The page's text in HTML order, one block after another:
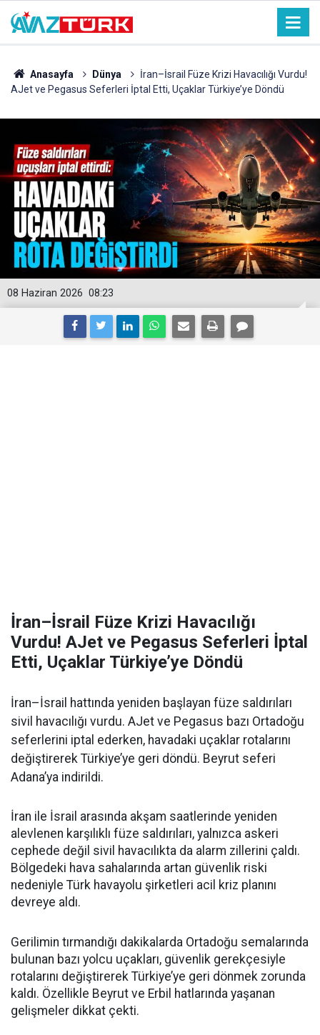
Anasayfa Dünya
İran–İsrail Füze Krizi Havacılığı Vurdu!
AJet ve Pegasus Seferleri İptal Etti, Uçaklar Türkiye’ye Döndü
08:23
08 Haziran 2026
İran–İsrail Füze Krizi Havacılığı
Vurdu! AJet ve Pegasus Seferleri İptal
Etti, Uçaklar Türkiye’ye Döndü
İran–İsrail hattında yeniden başlayan füze saldırıları
sivil havacılığı vurdu. AJet ve Pegasus bazı Ortadoğu
seferlerini iptal ederken, havadaki uçaklar rotalarını
değiştirerek Türkiye’ye geri döndü. Beyrut seferi
Adana’ya indirildi.
İran ile İsrail arasında akşam saatlerinde yeniden
alevlenen karşılıklı füze saldırıları, yalnızca askeri
cephede değil sivil havacılıkta da alarm zillerini çaldı.
Bölgedeki hava sahalarında artan güvenlik riski
nedeniyle Türk havayolu şirketleri acil kriz planını
devreye aldı.
Gerilimin tırmandığı dakikalarda Ortadoğu semalarında
bulunan bazı yolcu uçakları, güvenlik gerekçesiyle
rotalarını değiştirerek Türkiye’ye geri dönmek zorunda
kaldı. Özellikle Beyrut ve Erbil hatlarında yaşanan
gelişmeler dikkat çekti.